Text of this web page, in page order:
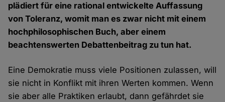
plädiert für eine rational entwickelte Auffassung
von Toleranz, womit man es zwar nicht mit einem
hochphilosophischen Buch, aber einem
beachtenswerten Debattenbeitrag zu tun hat.
Eine Demokratie muss viele Positionen zulassen, will
sie nicht in Konflikt mit ihren Werten kommen. Wenn
sie aber alle Praktiken erlaubt, dann gefährdet sie